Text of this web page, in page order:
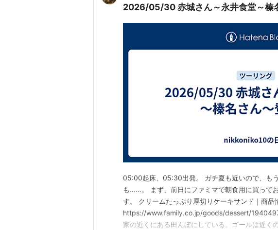
2026/05/30 赤城さん～永井食堂～榛
05:00起床、05:30出発。 ガチ夏も近いので、
も……。 まず、前日にファミマで朝食用に買って
す。 クリームたっぷり厚切りケーキサンド｜商品
https://www.family.co.jp/goods/dessert/
家の近くにある田んぼにしている。ゴールは近く